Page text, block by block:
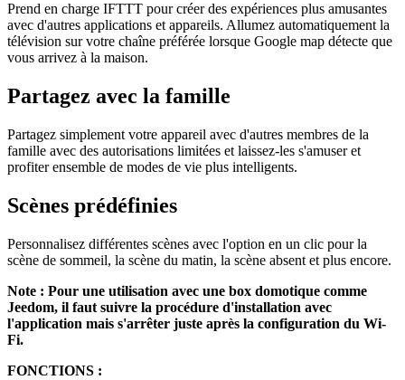
Prend en charge IFTTT pour créer des expériences plus amusantes
avec d'autres applications et appareils. Allumez automatiquement la
télévision sur votre chaîne préférée lorsque Google map détecte que
vous arrivez à la maison.
Partagez avec la famille
Partagez simplement votre appareil avec d'autres membres de la
famille avec des autorisations limitées et laissez-les s'amuser et
profiter ensemble de modes de vie plus intelligents.
Scènes prédéfinies
Personnalisez différentes scènes avec l'option en un clic pour la
scène de sommeil, la scène du matin, la scène absent et plus encore.
Note : Pour une utilisation avec une box domotique comme
Jeedom, il faut suivre la procédure d'installation avec
l'application mais s'arrêter juste après la configuration du Wi-
Fi.
FONCTIONS :